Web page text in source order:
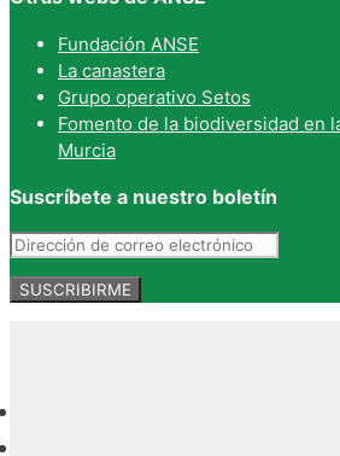
Fundación ANSE
La canastera
Grupo operativo Setos
Fomento de la biodiversidad en
Murcia
Suscríbete a nuestro boletín